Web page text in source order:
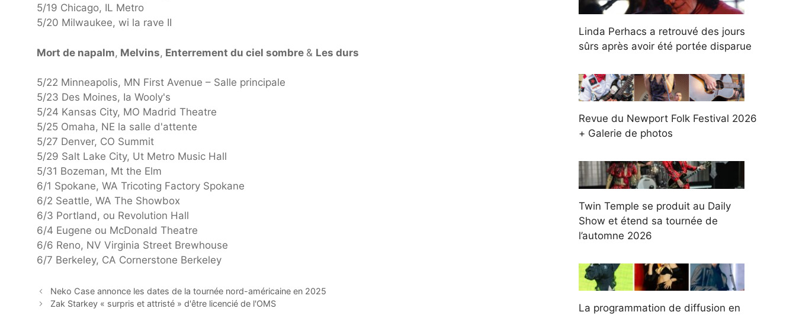
5/19 Chicago, IL Metro
5/20 Milwaukee, wi la rave II
Mort de napalm, Melvins, Enterrement du ciel sombre & Les durs
5/22 Minneapolis, MN First Avenue – Salle principale
5/23 Des Moines, Ia Wooly's
5/24 Kansas City, MO Madrid Theatre
5/25 Omaha, NE la salle d'attente
5/27 Denver, CO Summit
5/29 Salt Lake City, Ut Metro Music Hall
5/31 Bozeman, Mt the Elm
6/1 Spokane, WA Tricoting Factory Spokane
6/2 Seattle, WA The Showbox
6/3 Portland, ou Revolution Hall
6/4 Eugene ou McDonald Theatre
6/6 Reno, NV Virginia Street Brewhouse
6/7 Berkeley, CA Cornerstone Berkeley
Neko Case annonce les dates de la tournée nord-américaine en 2025
Zak Starkey « surpris et attristé » d'être licencié de l'OMS
Linda Perhacs a retrouvé des jours
sûrs après avoir été portée disparue
Revue du Newport Folk Festival 2026
+ Galerie de photos
Twin Temple se produit au Daily
Show et étend sa tournée de
l’automne 2026
La programmation de diffusion en